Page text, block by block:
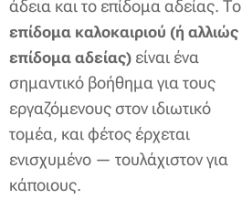
άδεια και το επίδομα αδείας. Το
επίδομα καλοκαιριού (ή αλλιώς
επίδομα αδείας) είναι ένα
σημαντικό βοήθημα για τους
εργαζόμενους στον ιδιωτικό
τομέα, και φέτος έρχεται
ενισχυμένο — τουλάχιστον για
κάποιους.